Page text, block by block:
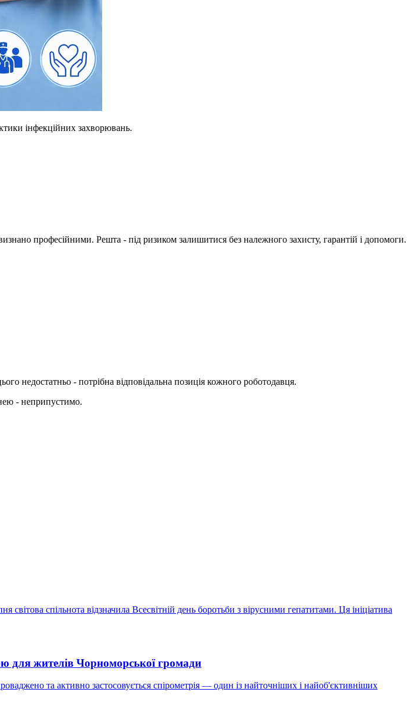
інфекційних захворювань.
професійними. Решта - під ризиком залишитися без належного захисту, гарантій і допомоги.
недостатньо - потрібна відповідальна позиція кожного роботодавця.
- неприпустимо.
спільнота відзначила Всесвітній день боротьби з вірусними гепатитами. Ця ініціатива
для жителів Чорноморської громади
та активно застосовується спірометрія — один із найточніших і найоб'єктивніших